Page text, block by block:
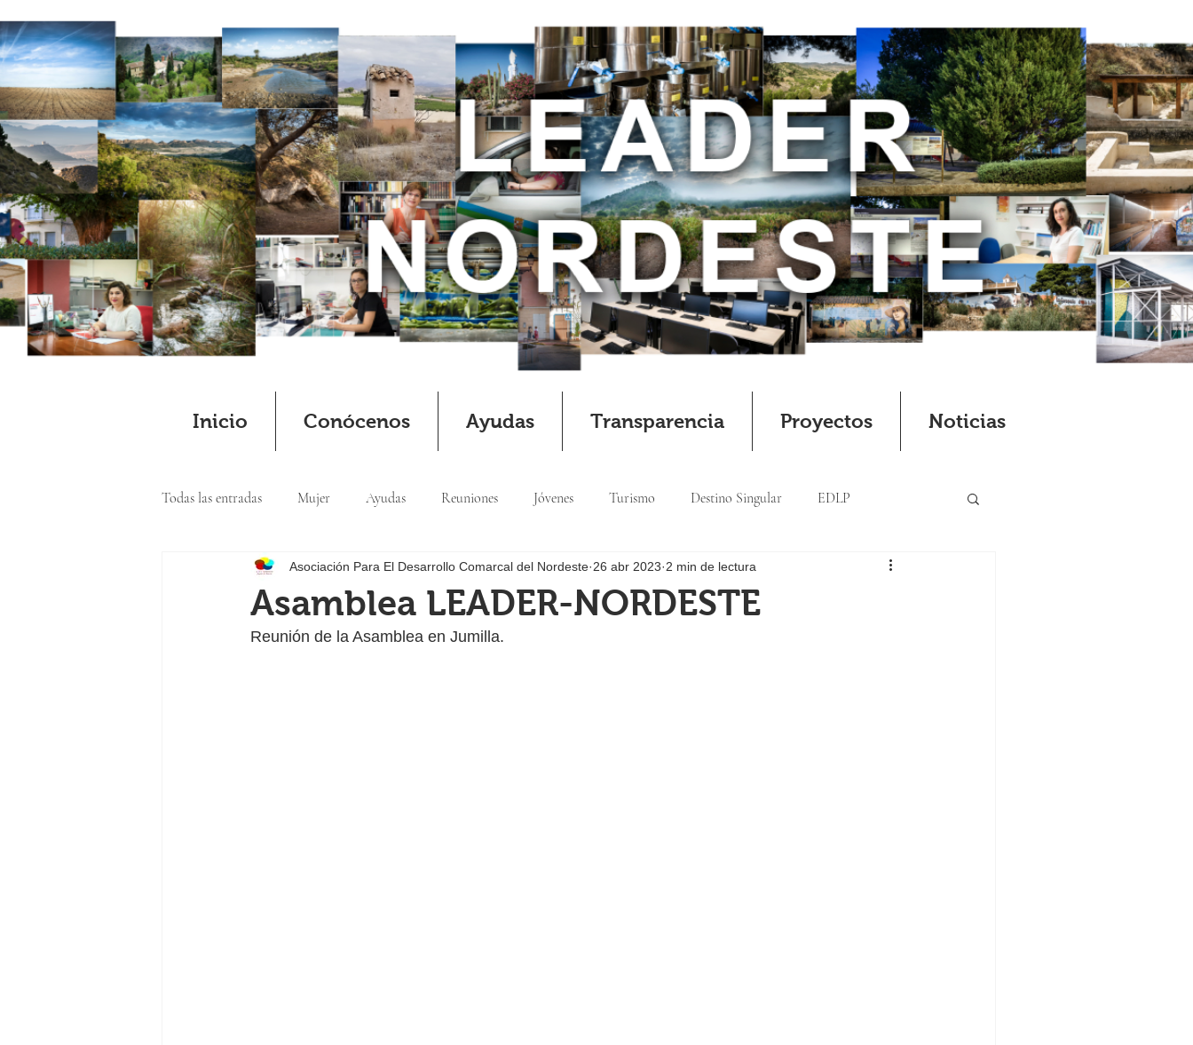
Inicio Conócenos Ayudas Transparencia Proyectos Noticias
Todas las entradas Mujer Ayudas Reuniones Jóvenes Turismo Destino Singular EDLP
Cooperación
Asamblea LEADER-NORDESTE
Asociación Para El Desarrollo Comarcal del Nordeste 26 abr 2023 2 min de lectura
Reunión de la Asamblea en Jumilla.